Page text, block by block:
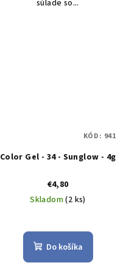
súlade so...
Color Gel - 34 - Sunglow - 4g
€4,80
Skladom(2 ks)
Do košíka
KÓD: 941